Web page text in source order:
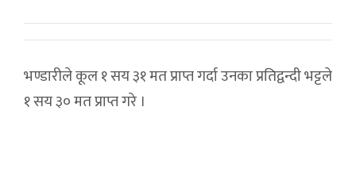
भण्डारीले कूल १ सय ३१ मत प्राप्त गर्दा उनका प्रतिद्वन्दी भट्टले
१ सय ३० मत प्राप्त गरे ।